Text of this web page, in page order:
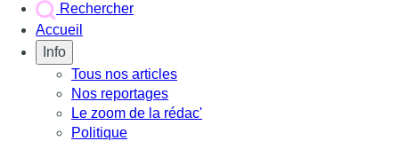
Rechercher
Accueil
Info
Tous nos articles
Nos reportages
Le zoom de la rédac'
Politique